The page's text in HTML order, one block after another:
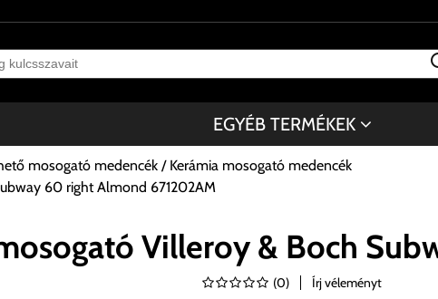
EGYÉB TERMÉKEK
mosogató medencék
Kerámia mosogató medencék
60 right Almond 671202AM
Villeroy & Boch
(0) Írj véleményt